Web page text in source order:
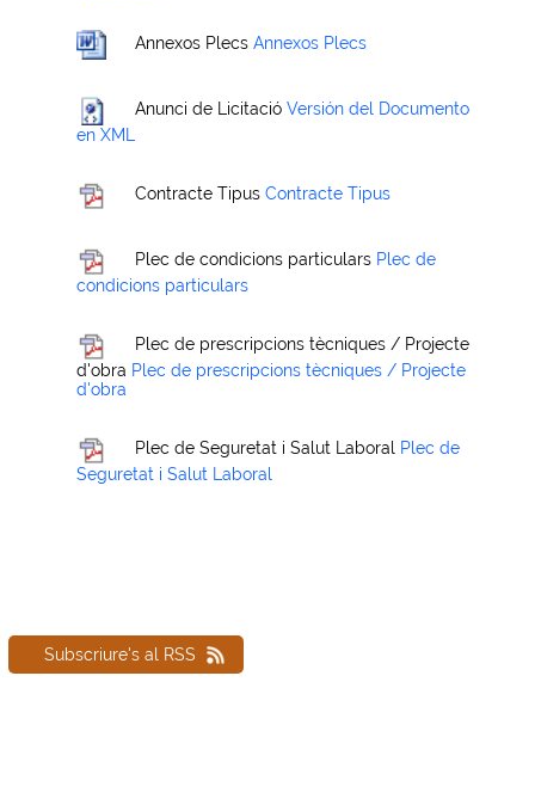
Annexos Plecs Annexos Plecs
Anunci de Licitació Versión del Documento
en XML
Contracte Tipus Contracte Tipus
Plec de condicions particulars Plec de
condicions particulars
Plec de prescripcions tècniques / Projecte
d'obra Plec de prescripcions tècniques / Projecte
d'obra
Plec de Seguretat i Salut Laboral Plec de
Seguretat i Salut Laboral
Subscriure's al RSS